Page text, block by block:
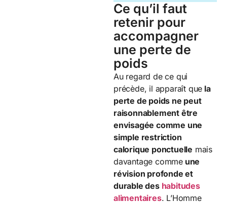
Ce qu’il faut
retenir pour
accompagner
une perte de
poids
Au regard de ce qui
précède, il apparaît que la
perte de poids ne peut
raisonnablement être
envisagée comme une
simple restriction
calorique ponctuelle mais
davantage comme une
révision profonde et
durable des habitudes
alimentaires. L’Homme